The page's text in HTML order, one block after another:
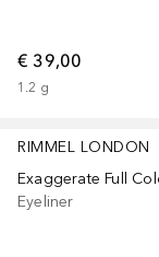
€ 39,00
1.2 g
RIMMEL LONDON
Eyeliner